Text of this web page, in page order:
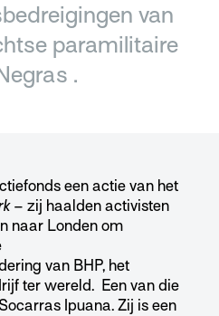
van
paramilitaire
.
een actie van het
– zij haalden activisten
naar Londen om
van BHP, het
ter wereld. Een van die
Ipuana. Zij is een